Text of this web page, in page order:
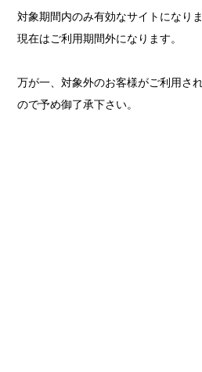
対象期間内のみ有効なサイトになりま
現在はご利用期間外になります。
万が一、対象外のお客様がご利用さ
ので予め御了承下さい。